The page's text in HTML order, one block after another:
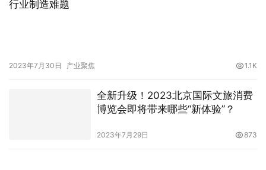
行业制造难题
2023年7月30日 产业聚焦 1.1K
全新升级！2023北京国际文旅消费
博览会即将带来哪些“新体验”？
2023年7月29日 873